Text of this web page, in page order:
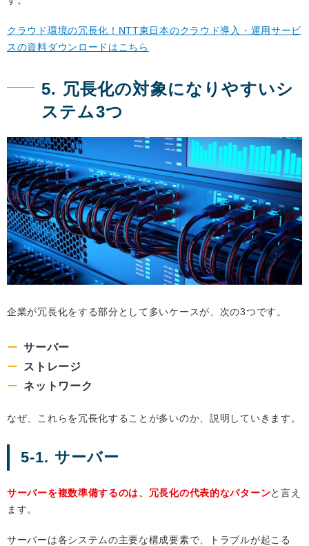
クラウド環境の冗長化！NTT東日本のクラウド導入・運用サービ
スの資料ダウンロードはこちら
5. 冗長化の対象になりやすいシ
ステム3つ
企業が冗長化をする部分として多いケースが、次の3つです。
サーバー
ストレージ
ネットワーク
なぜ、これらを冗長化することが多いのか、説明していきます。
5-1. サーバー
サーバーを複数準備するのは、冗長化の代表的なパターンと言え
ます。
サーバーは各システムの主要な構成要素で、トラブルが起こる